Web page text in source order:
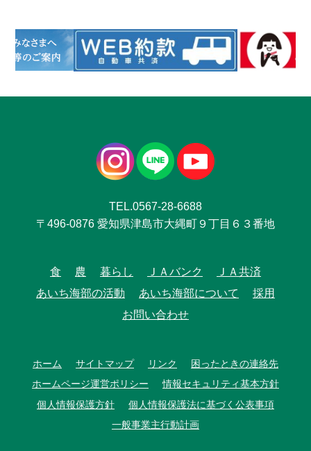
TEL.0567-28-6688
〒496-0876 愛知県津島市大縄町９丁目６３番地
食 農 暮らし ＪＡバンク
ＪＡ共済
あいち海部の活動
あいち海部について
採用
お問い合わせ
ホーム サイトマップ リンク
困ったときの連絡先
ホームページ運営ポリシー
情報セキュリティ基本方針
個人情報保護方針
個人情報保護法に基づく公表事項
一般事業主行動計画